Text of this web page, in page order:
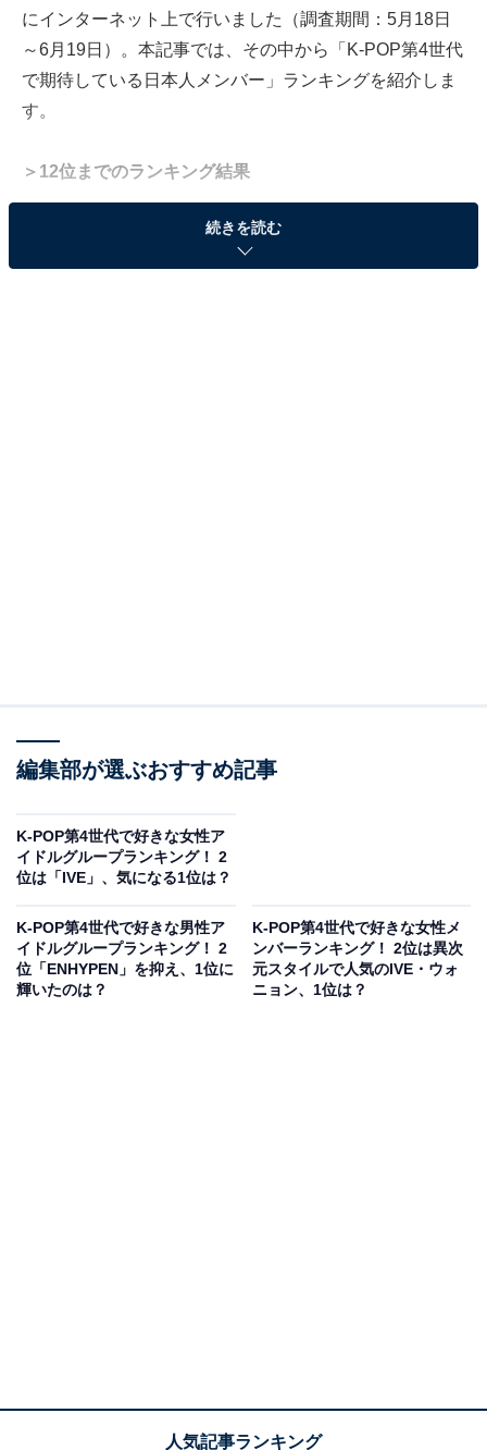
にインターネット上で行いました（調査期間：5月18日
～6月19日）。本記事では、その中から「K-POP第4世代
で期待している日本人メンバー」ランキングを紹介しま
す。
＞12位までのランキング結果
A post shared by KAZUHA of LE SSERAFIM (@k_a_z_u_h_a__)
今回2位にランクインしたのは、LE SSERAFIM（ルセラ
続きを読む
編集部が選ぶおすすめ記事
K-POP第4世代で好きな女性ア
イドルグループランキング！ 2
位は「IVE」、気になる1位は？
K-POP第4世代で好きな男性ア
イドルグループランキング！ 2
位「ENHYPEN」を抑え、1位に
輝いたのは？
K-POP第4世代で好きな女性メ
ンバーランキング！ 2位は異次
元スタイルで人気のIVE・ウォ
ニョン、1位は？